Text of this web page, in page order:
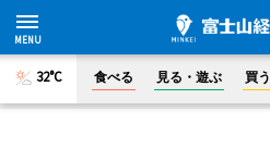
32°C 食べる 見る・遊ぶ 買う